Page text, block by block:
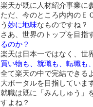
楽天が既に人材紹介事業に
ただ、今のところ内内のＥ
う 妙に地味なものですね？
さあ、世界のトップを目指
るのか？
楽天は日本一ではなく、世
買い物も、就職も、転職も
全て楽天の中で完結できる
大ポータルを目指していま
就職は既に「みんしゅう」
すよね？